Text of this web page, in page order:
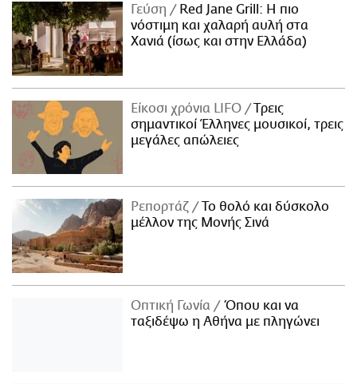
Γεύση
Red Jane Grill: Η πιο
νόστιμη και χαλαρή αυλή στα
Χανιά (ίσως και στην Ελλάδα)
Είκοσι χρόνια LIFO
Tρεις
σημαντικοί Έλληνες μουσικοί, τρεις
μεγάλες απώλειες
Ρεπορτάζ
Το θολό και δύσκολο
μέλλον της Μονής Σινά
Οπτική Γωνία
Όπου και να
ταξιδέψω η Αθήνα με πληγώνει